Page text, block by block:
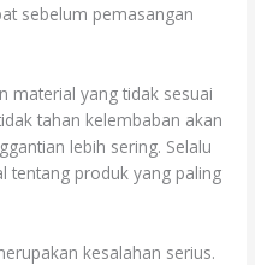
sebelum pemasangan
material yang tidak sesuai
tahan kelembaban akan
lebih sering. Selalu
tentang produk yang paling
kesalahan serius.